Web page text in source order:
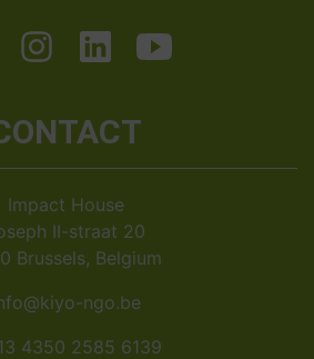
Impact House
II-straat 20
Brussels, Belgium
ngo.be
4350 2585 6139